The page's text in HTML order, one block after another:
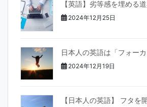
【英語】劣等感を埋める
2024年12月25日
日本人の英語は「フォー
2024年12月19日
【日本人の英語】 フタを